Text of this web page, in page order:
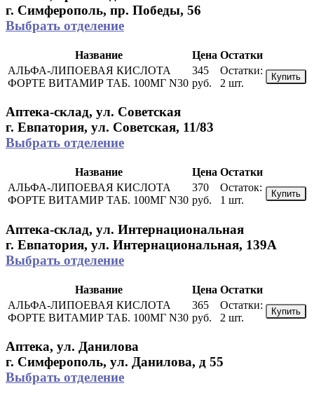
г. Симферополь, пр. Победы, 56
Выбрать отделение
Название Цена Остатки
АЛЬФА-ЛИПОЕВАЯ КИСЛОТА
ФОРТЕ ВИТАМИР ТАБ. 100МГ N30
345
руб.
Остатки:
2 шт.
Купить
Аптека-склад, ул. Советская
г. Евпатория, ул. Советская, 11/83
Выбрать отделение
Название Цена Остатки
АЛЬФА-ЛИПОЕВАЯ КИСЛОТА
ФОРТЕ ВИТАМИР ТАБ. 100МГ N30
370
руб.
Остаток:
1 шт.
Купить
Аптека-склад, ул. Интернациональная
г. Евпатория, ул. Интернациональная, 139А
Выбрать отделение
Название Цена Остатки
АЛЬФА-ЛИПОЕВАЯ КИСЛОТА
ФОРТЕ ВИТАМИР ТАБ. 100МГ N30
365
руб.
Остатки:
2 шт.
Купить
Аптека, ул. Данилова
г. Симферополь, ул. Данилова, д 55
Выбрать отделение